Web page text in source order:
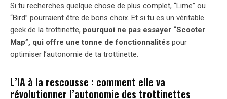
Si tu recherches quelque chose de plus complet, “Lime” ou
“Bird” pourraient être de bons choix. Et si tu es un véritable
geek de la trottinette, pourquoi ne pas essayer “Scooter
Map”, qui offre une tonne de fonctionnalités pour
optimiser l’autonomie de ta trottinette.
L’IA à la rescousse : comment elle va
révolutionner l’autonomie des trottinettes